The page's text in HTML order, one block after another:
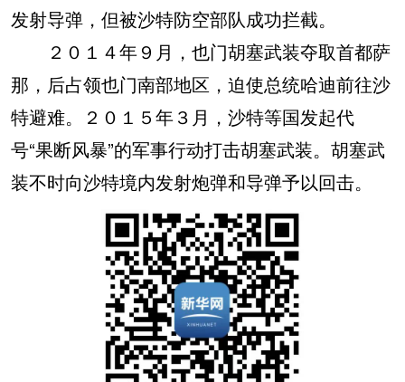
发射导弹，但被沙特防空部队成功拦截。
２０１４年９月，也门胡塞武装夺取首都萨
那，后占领也门南部地区，迫使总统哈迪前往沙
特避难。２０１５年３月，沙特等国发起代
号“果断风暴”的军事行动打击胡塞武装。胡塞武
装不时向沙特境内发射炮弹和导弹予以回击。